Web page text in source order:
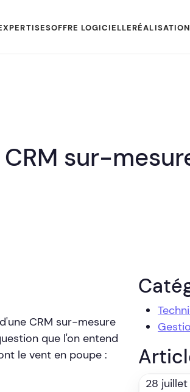
OFFRE LOGICIELLE
sur-
CRM sur-mesure
que l'on entend
le vent en poupe :
28